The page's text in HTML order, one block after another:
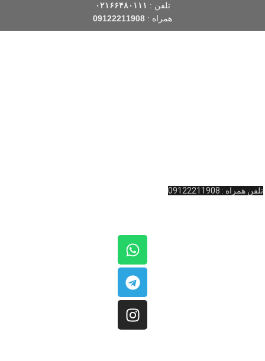
تلفن : ۰۲۱۶۶۴۸۰۱۱۱
همراه : 09122211908
تلفن همراه : 09122211908